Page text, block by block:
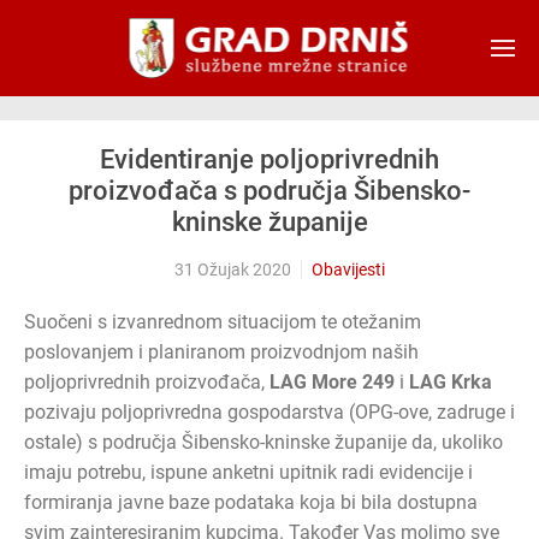
Skip to main content
Evidentiranje poljoprivrednih
proizvođača s područja Šibensko-
kninske županije
31 Ožujak 2020 Obavijesti
Suočeni s izvanrednom situacijom te otežanim
poslovanjem i planiranom proizvodnjom naših
poljoprivrednih proizvođača, LAG More 249 i LAG Krka
pozivaju poljoprivredna gospodarstva (OPG-ove, zadruge i
ostale) s područja Šibensko-kninske županije da, ukoliko
imaju potrebu, ispune anketni upitnik radi evidencije i
formiranja javne baze podataka koja bi bila dostupna
svim zainteresiranim kupcima. Također Vas molimo sve